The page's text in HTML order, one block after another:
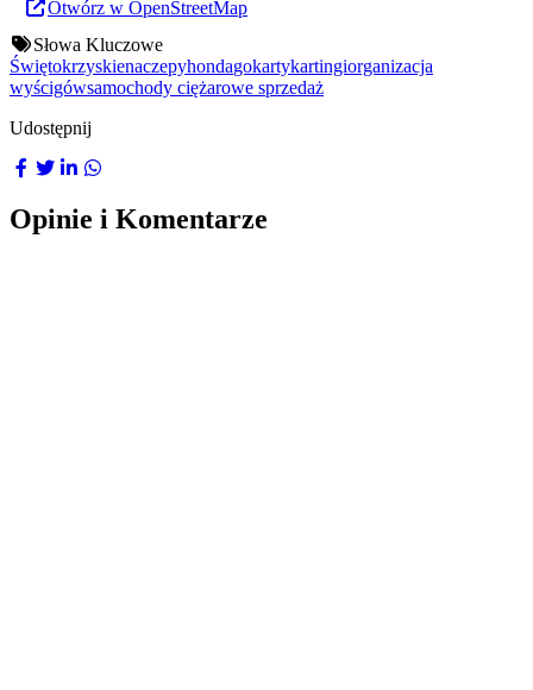
Otwórz w OpenStreetMap
Słowa Kluczowe
Świętokrzyskienaczepyhondagokartykartingiorganizacja
wyścigówsamochody ciężarowe sprzedaż
Udostępnij
Opinie i Komentarze